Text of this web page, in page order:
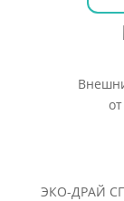
ЭКО-ДРАЙ